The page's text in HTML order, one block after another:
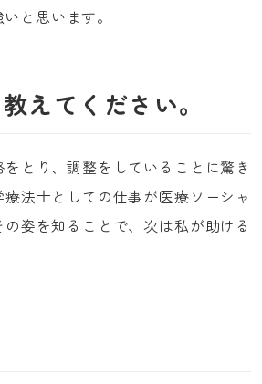
と思います。
えてください。
とり、調整をしていることに驚き
法士としての仕事が医療ソーシャ
姿を知ることで、次は私が助ける